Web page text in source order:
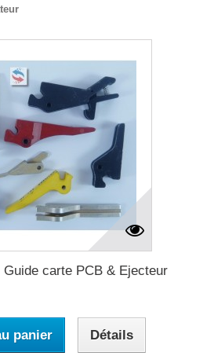
Guide carte PCB & Ejecteur
panier Détails